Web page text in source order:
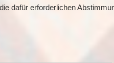
dafür erforderlichen